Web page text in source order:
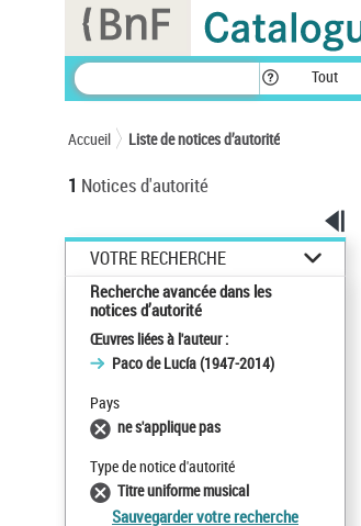
Tout
Accueil Liste de notices d’autorité
1 Notices d'autorité
VOTRE RECHERCHE
Recherche avancée dans les
notices d’autorité
Œuvres liées à l'auteur :
Paco de Lucía (1947-2014)
Pays
ne s'applique pas
Type de notice d'autorité
Titre uniforme musical
Sauvegarder votre recherche
Panneau de gestion des cookies